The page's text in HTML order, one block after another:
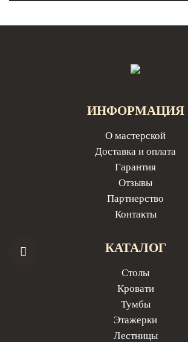
ИНФОРМАЦИЯ
О мастерской
Доставка и оплата
Гарантия
Отзывы
Партнерство
Контакты
КАТАЛОГ
Столы
Кровати
Тумбы
Этажерки
Лестницы